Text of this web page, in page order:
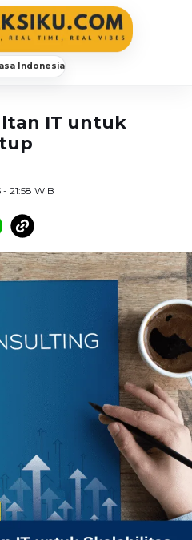
Indonesia
IT untuk
- 21:58 WIB